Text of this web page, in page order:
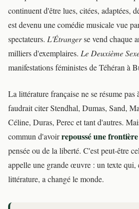
continuent d'être lues, citées, adaptées,
est devenu une comédie musicale vue
spectateurs. L'Étrangerse vend chaque
milliers d'exemplaires. Le Deuxième
manifestations féministes de Téhéran à
La littérature française ne se résume
faudrait citer Stendhal, Dumas, Sand,
Céline, Duras, Perec et tant d'autres.
commun d'avoirrepoussé une frontière
pensée ou de la liberté. C'est peut-être
appelle une grande œuvre : un texte qui,
littérature, a changé le monde.